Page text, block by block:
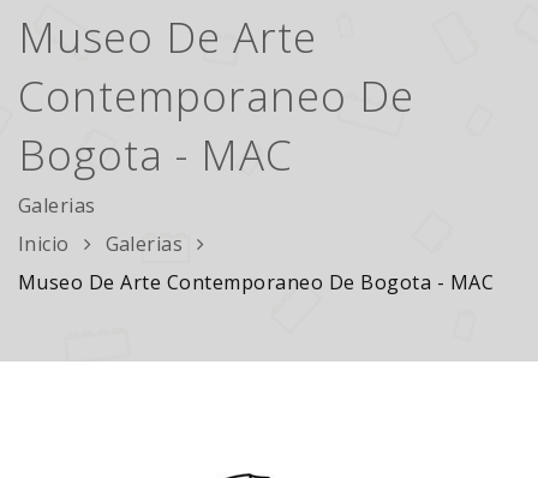
Museo De Arte
Contemporaneo De
Bogota - MAC
Galerias
Inicio
Galerias
Museo De Arte Contemporaneo De Bogota - MAC